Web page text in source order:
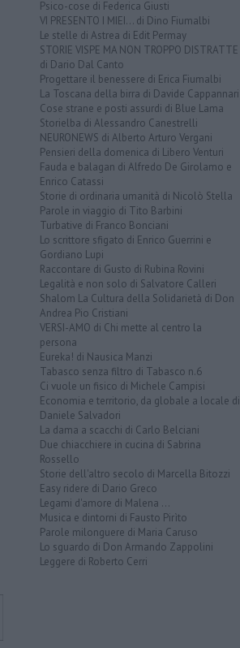
Psico-cose di Federica Giusti
VI PRESENTO I MIEI... di Dino Fiumalbi
Le stelle di Astrea di Edit Permay
STORIE VISPE MA NON TROPPO DISTRATTE
di Dario Dal Canto
Progettare il benessere di Erica Fiumalbi
La Toscana della birra di Davide Cappannari
Cose strane e posti assurdi di Blue Lama
Storielba di Alessandro Canestrelli
NEURONEWS di Alberto Arturo Vergani
Pensieri della domenica di Libero Venturi
Fauda e balagan di Alfredo De Girolamo e
Enrico Catassi
Storie di ordinaria umanità di Nicolò Stella
Parole in viaggio di Tito Barbini
Turbative di Franco Bonciani
Lo scrittore sfigato di Enrico Guerrini e
Gordiano Lupi
Raccontare di Gusto di Rubina Rovini
Legalità e non solo di Salvatore Calleri
Shalom La Cultura della Solidarietà di Don
Andrea Pio Cristiani
VERSI-AMO di Chi mette al centro la
persona
Eureka! di Nausica Manzi
Tabasco senza filtro di Tabasco n.6
Ci vuole un fisico di Michele Campisi
Economia e territorio, da globale a locale di
Daniele Salvadori
La dama a scacchi di Carlo Belciani
Due chiacchiere in cucina di Sabrina
Rossello
Storie dell'altro secolo di Marcella Bitozzi
Easy ridere di Dario Greco
Legami d'amore di Malena ...
Musica e dintorni di Fausto Pirìto
Parole milonguere di Maria Caruso
Lo sguardo di Don Armando Zappolini
Leggere di Roberto Cerri